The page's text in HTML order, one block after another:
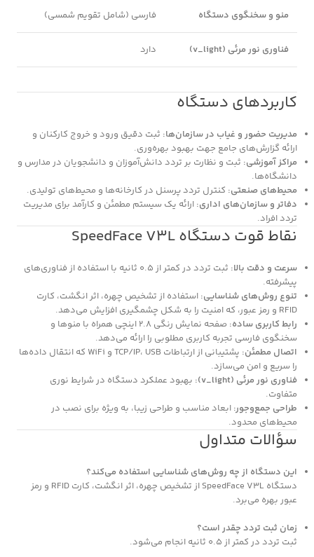
منو و سخنگوی دستگاه فارسی (شامل تقویم شمسی)
فناوری نور مرئی (v_light) دارد
کاربردهای دستگاه
مدیریت حضور و غیاب در سازمان‌ها: ثبت دقیق ورود و خروج کارکنان و
ارائه گزارش‌های جامع جهت بهبود بهره‌وری.
مراکز آموزشی: ثبت و نظارت بر تردد دانش‌آموزان و دانشجویان در مدارس و
دانشگاه‌ها.
محیط‌های صنعتی: کنترل تردد پرسنل در کارخانه‌ها و محیط‌های تولیدی.
دفاتر و سازمان‌های اداری: ارائه یک سیستم مطمئن و کارآمد برای مدیریت
تردد افراد.
نقاط قوت دستگاه SpeedFace V3L
سرعت و دقت بالا:
ثبت تردد در کمتر از 0.5 ثانیه با استفاده از فناوری‌های
پیشرفته.
تنوع روش‌های شناسایی: استفاده از تشخیص چهره، اثر انگشت، کارت
RFID و رمز عبور، که امنیت را به شکل چشمگیری افزایش می‌دهد.
رابط کاربری ساده:
صفحه نمایش رنگی 2.8 اینچی همراه با منوها و
سخنگوی فارسی تجربه کاربری مطلوبی را ارائه می‌دهد.
اتصال مطمئن:
پشتیبانی از ارتباطات TCP/IP، USB و WiFi که انتقال داده‌ها
را سریع و امن می‌سازد.
فناوری نور مرئی (v_light):
بهبود عملکرد دستگاه در شرایط نوری
متفاوت.
طراحی جمع‌وجور: ابعاد مناسب و طراحی زیبا، به ویژه برای نصب در
محیط‌های محدود.
سؤالات متداول
این دستگاه از چه روش‌های شناسایی استفاده می‌کند؟
دستگاه SpeedFace V3L از تشخیص چهره، اثر انگشت، کارت RFID و رمز
عبور بهره می‌برد.
زمان ثبت تردد چقدر است؟
ثبت تردد در کمتر از 0.5 ثانیه انجام می‌شود.